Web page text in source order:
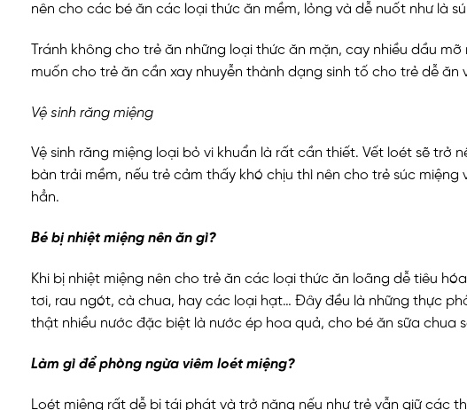
nên cho các bé ăn các loại thức ăn mềm, lỏng và dễ nuốt như là
Tránh không cho trẻ ăn những loại thức ăn mặn, cay nhiều dầu
muốn cho trẻ ăn cần xay nhuyễn thành dạng sinh tố cho trẻ dễ ăn
Vệ sinh răng miệng
Vệ sinh răng miệng loại bỏ vi khuẩn là rất cần thiết. Vết loét sẽ
bàn trải mềm, nếu trẻ cảm thấy khó chịu thì nên cho trẻ súc
hẳn.
Bé bị nhiệt miệng nên ăn gì?
Khi bị nhiệt miệng nên cho trẻ ăn các loại thức ăn loãng dễ tiêu
tơi, rau ngót, cà chua, hay các loại hạt… Đây đều là những thực
thật nhiều nước đặc biệt là nước ép hoa quả, cho bé ăn sữa chua
Làm gì để phòng ngừa viêm loét miệng?
Loét miệng rất dễ bị tái phát và trở nặng nếu như trẻ vẫn giữ các